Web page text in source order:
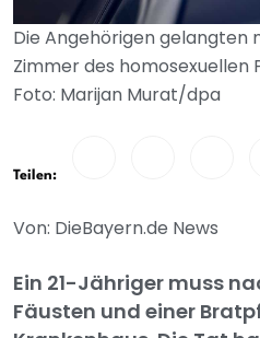
Die Angehörigen gelangten
Zimmer des homosexuellen
Foto: Marijan Murat/dpa
Teilen:
Von: DieBayern.de News
Ein 21-Jähriger muss
Fäusten und einer